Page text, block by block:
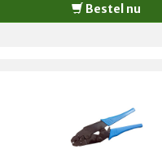
Bestel nu